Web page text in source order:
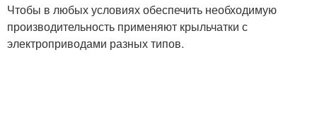
Чтобы в любых условиях обеспечить необходимую
производительность применяют крыльчатки с
электроприводами разных типов.